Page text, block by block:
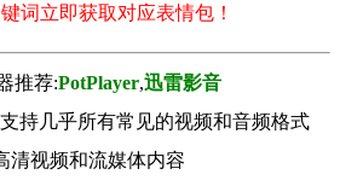
词立即获取对应表情包！
推荐:РotРlayer,迅雷影音
持几乎所有常见的视频和音频格式
清视频和流媒体内容